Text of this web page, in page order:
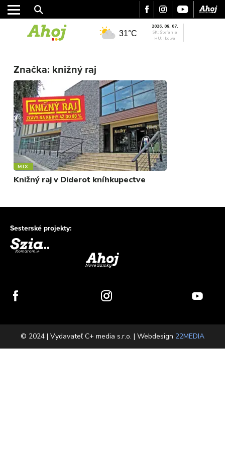
ŠPORT
KULTÚRA
FOTKY
VIDEO
MIX
31°C
2026. 08. 07.
SK: Štefánia
HU: Ibolya
Značka: knižný raj
MIX
Knižný raj v Diderot kníhkupectve
Sesterské projekty:
© 2024 | Vydavateľ C+ media s.r.o. | Webdesign 22MEDIA